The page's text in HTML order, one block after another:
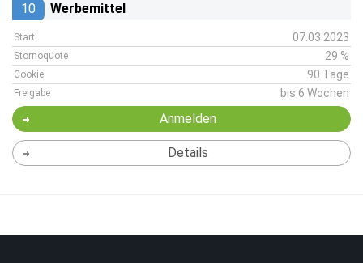
10 Werbemittel
Start 07.03.2023
Stornoquote 29 %
Cookie 90 Tage
Freigabe bis 6 Wochen
Anmelden
Details